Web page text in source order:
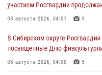
участием Росгвардии
08 августа 2026, 04:01 5
В Сибирском округе
посвященные Дню
08 августа 2026, 04:00 5